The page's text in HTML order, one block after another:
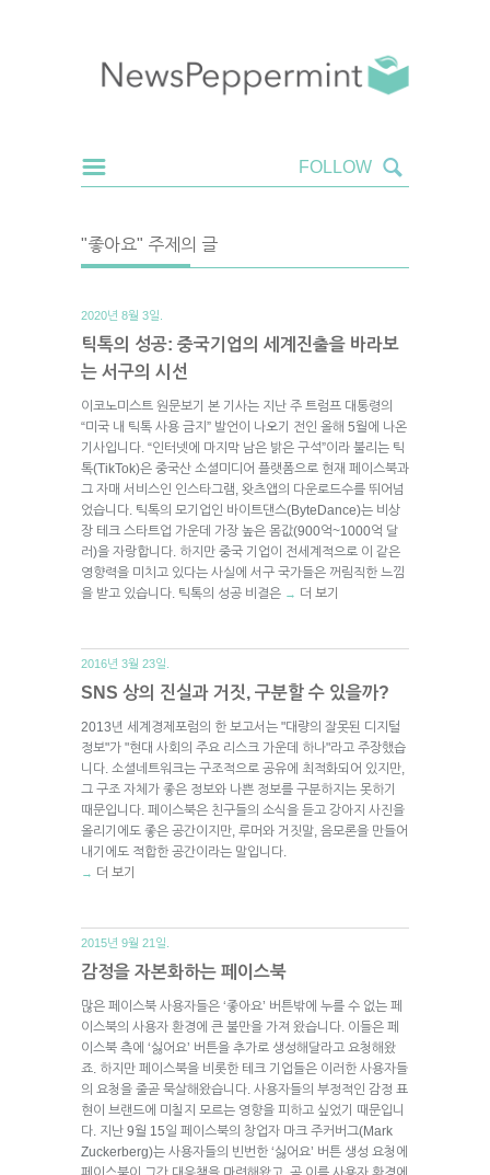
"좋아요" 주제의 글
2020년 8월 3일.
틱톡의 성공: 중국기업의 세계진출을 바라보
는 서구의 시선
이코노미스트 원문보기 본 기사는 지난 주 트럼프 대통령의
“미국 내 틱톡 사용 금지” 발언이 나오기 전인 올해 5월에 나온
기사입니다. “인터넷에 마지막 남은 밝은 구석”이라 불리는 틱
톡(TikTok)은 중국산 소셜미디어 플랫폼으로 현재 페이스북과
그 자매 서비스인 인스타그램, 왓츠앱의 다운로드수를 뛰어넘
었습니다. 틱톡의 모기업인 바이트댄스(ByteDance)는 비상
장 테크 스타트업 가운데 가장 높은 몸값(900억~1000억 달
러)을 자랑합니다. 하지만 중국 기업이 전세계적으로 이 같은
영향력을 미치고 있다는 사실에 서구 국가들은 꺼림직한 느낌
을 받고 있습니다. 틱톡의 성공 비결은 → 더 보기
2016년 3월 23일.
SNS 상의 진실과 거짓, 구분할 수 있을까?
2013년 세계경제포럼의 한 보고서는 "대량의 잘못된 디지털
정보"가 "현대 사회의 주요 리스크 가운데 하나"라고 주장했습
니다. 소셜네트워크는 구조적으로 공유에 최적화되어 있지만,
그 구조 자체가 좋은 정보와 나쁜 정보를 구분하지는 못하기
때문입니다. 페이스북은 친구들의 소식을 듣고 강아지 사진을
올리기에도 좋은 공간이지만, 루머와 거짓말, 음모론을 만들어
내기에도 적합한 공간이라는 말입니다.
→ 더 보기
2015년 9월 21일.
감정을 자본화하는 페이스북
많은 페이스북 사용자들은 ‘좋아요’ 버튼밖에 누를 수 없는 페
이스북의 사용자 환경에 큰 불만을 가져 왔습니다. 이들은 페
이스북 측에 ‘싫어요’ 버튼을 추가로 생성해달라고 요청해왔
죠. 하지만 페이스북을 비롯한 테크 기업들은 이러한 사용자들
의 요청을 줄곧 묵살해왔습니다. 사용자들의 부정적인 감정 표
현이 브랜드에 미칠지 모르는 영향을 피하고 싶었기 때문입니
다. 지난 9월 15일 페이스북의 창업자 마크 주커버그(Mark
Zuckerberg)는 사용자들의 빈번한 ‘싫어요’ 버튼 생성 요청에